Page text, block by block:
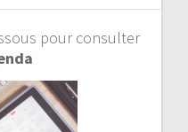
pour consulter